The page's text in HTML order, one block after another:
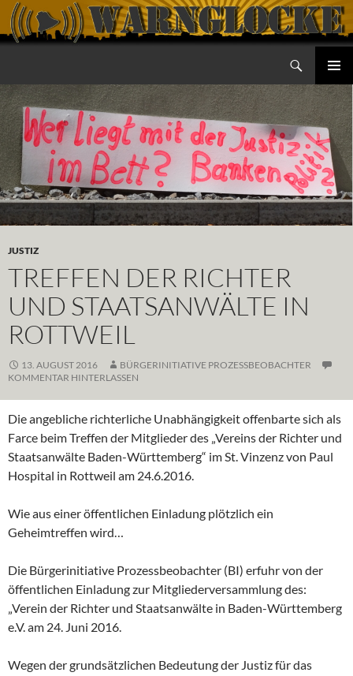
Zum
Inhalt
springen
MENÜ
JUSTIZ
TREFFEN DER RICHTER
UND STAATSANWÄLTE IN
ROTTWEIL
13. AUGUST 2016
BÜRGERINITIATIVE PROZESSBEOBACHTER
KOMMENTAR HINTERLASSEN
Die angebliche richterliche Unabhängigkeit offenbarte sich als
Farce beim Treffen der Mitglieder des „Vereins der Richter und
Staatsanwälte Baden-Württemberg“ im St. Vinzenz von Paul
Hospital in Rottweil am 24.6.2016.
Wie aus einer öffentlichen Einladung plötzlich ein
Geheimtreffen wird…
Die Bürgerinitiative Prozessbeobachter (BI) erfuhr von der
öffentlichen Einladung zur Mitgliederversammlung des:
„Verein der Richter und Staatsanwälte in Baden-Württemberg
e.V. am 24. Juni 2016.
Wegen der grundsätzlichen Bedeutung der Justiz für das